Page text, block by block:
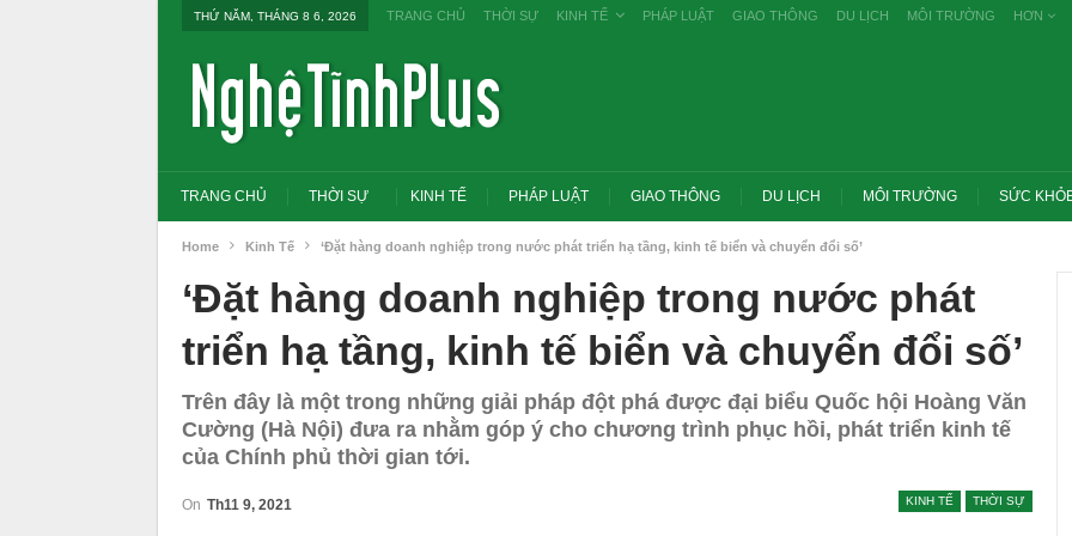
THỨ NĂM, THÁNG 8 6, 2026 TRANG CHỦ THỜI SỰ KINH TẾ PHÁP LUẬT GIAO THÔNG DU LỊCH MÔI TRƯỜNG HƠN
TRANG CHỦ THỜI SỰ KINH TẾ PHÁP LUẬT GIAO THÔNG DU LỊCH MÔI TRƯỜNG SỨC
Home Kinh Tế ‘Đặt hàng doanh nghiệp trong nước phát triển hạ tầng, kinh tế biển và chuyển đổi số’
‘Đặt hàng doanh nghiệp trong nước phát
triển hạ tầng, kinh tế biển và chuyển đổi số’
Trên đây là một trong những giải pháp đột phá được đại biểu Quốc hội Hoàng Văn
Cường (Hà Nội) đưa ra nhằm góp ý cho chương trình phục hồi, phát triển kinh tế
của Chính phủ thời gian tới.
KINH TẾ THỜI SỰ
On Th11 9, 2021
Tổng Bí thư, Chủ tịch nước yêu cầu thay
Trang chủ -> Bất động sản Đề xuất đánh
thuế cao với đất bỏ hoang, hạn chế đầu